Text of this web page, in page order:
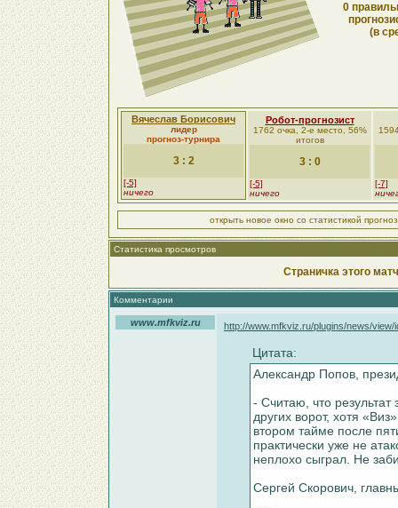
0
(в
Вячеслав Борисович
лидер
прогноз-турнира
3 : 2
[-5]
ничего
Робот-прогнозист
1762 очка, 2-е место, 56%
итогов
3 : 0
[-5]
ничего
[-7]
открыть новое окно со статистикой
Статистика просмотров
Страничка этого
Комментарии
www.mfkviz.ru http://www.mfkviz.ru/plugins/news/view/
Цитата:
Александр Попов,
- Считаю, что
других ворот, хотя
втором тайме после
практически уже не
неплохо сыграл. Не
Сергей Скорович,